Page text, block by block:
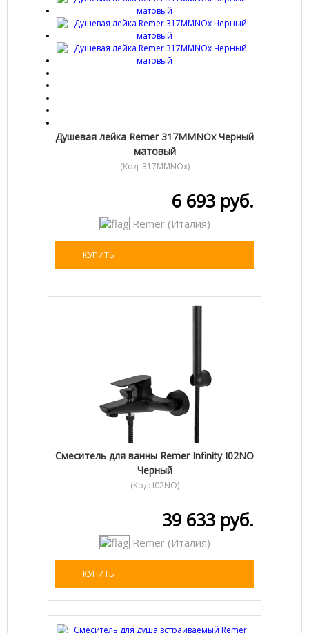
Душевая лейка Remer 317MMNOx Черный
матовый
(Код: 317MMNOx)
6 693 руб.
Remer (Италия)
КУПИТЬ
Cмеситель для ванны Remer Infinity I02NO
Черный
(Код: I02NO)
39 633 руб.
Remer (Италия)
КУПИТЬ